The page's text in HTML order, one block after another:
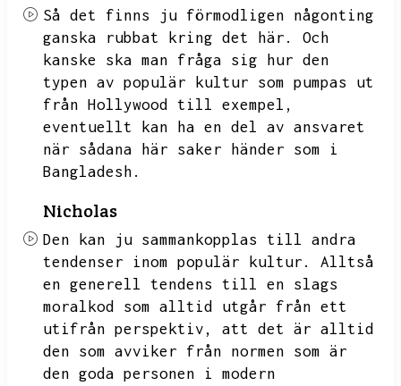
Så det finns ju förmodligen någonting
ganska rubbat kring det här.
Och
kanske ska man fråga sig hur den
typen av populär kultur som pumpas ut
från Hollywood till exempel,
eventuellt kan ha en del av ansvaret
när sådana här saker händer som i
Bangladesh.
Nicholas
Den kan ju sammankopplas till andra
tendenser inom populär kultur.
Alltså
en generell tendens till en slags
moralkod som alltid utgår från ett
utifrån perspektiv,
att det är alltid
den som avviker från normen som är
den goda personen i modern